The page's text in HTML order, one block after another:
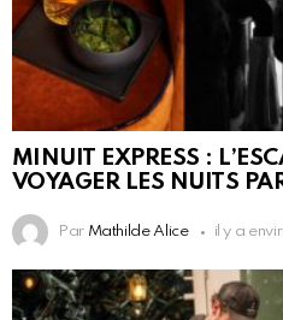
MINUIT EXPRESS :
VOYAGER LES NUITS
Par Mathilde Alice il y a